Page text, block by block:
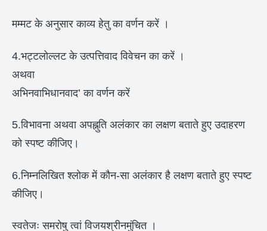
मम्मट के अनुसार काव्य हेतु का वर्णन करें ।
4.भट्टलोल्लट के उत्पत्तिवाद विवेचन का करें ।
अथवा
अभिनवाभिधानवाद’ का वर्णन करें
5.विभावना अथवा अपह्नुति अलंकार का लक्षण बताते हुए उदाहरण
को स्पष्ट कीजिए।
6.निम्नलिखित श्लोक में कौन-सा अलंकार है लक्षण बताते हुए स्पष्ट
कीजिए।
स्वतेजः समरोषु त्वां विजयश्रीनमुंचित ।